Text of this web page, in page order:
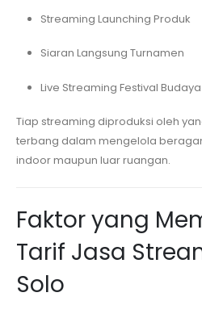
Streaming Launching Produk
Siaran Langsung Turnamen
Live Streaming Festival Budaya
Tiap streaming diproduksi oleh
terbang dalam mengelola
indoor maupun luar ruangan.
Faktor yang
Tarif Jasa
Solo